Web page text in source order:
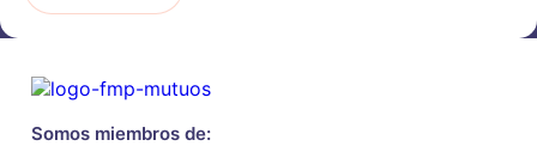
Somos miembros de: